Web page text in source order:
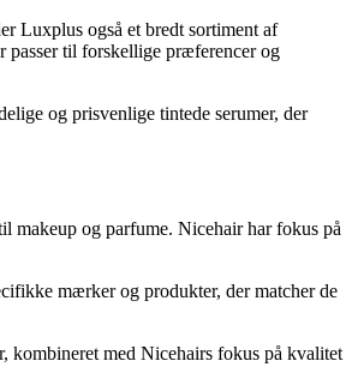
Luxplus også et bredt sortiment af
passer til forskellige præferencer og
og prisvenlige tintede serumer, der
makeup og parfume. Nicehair har fokus på
mærker og produkter, der matcher de
kombineret med Nicehairs fokus på kvalitet